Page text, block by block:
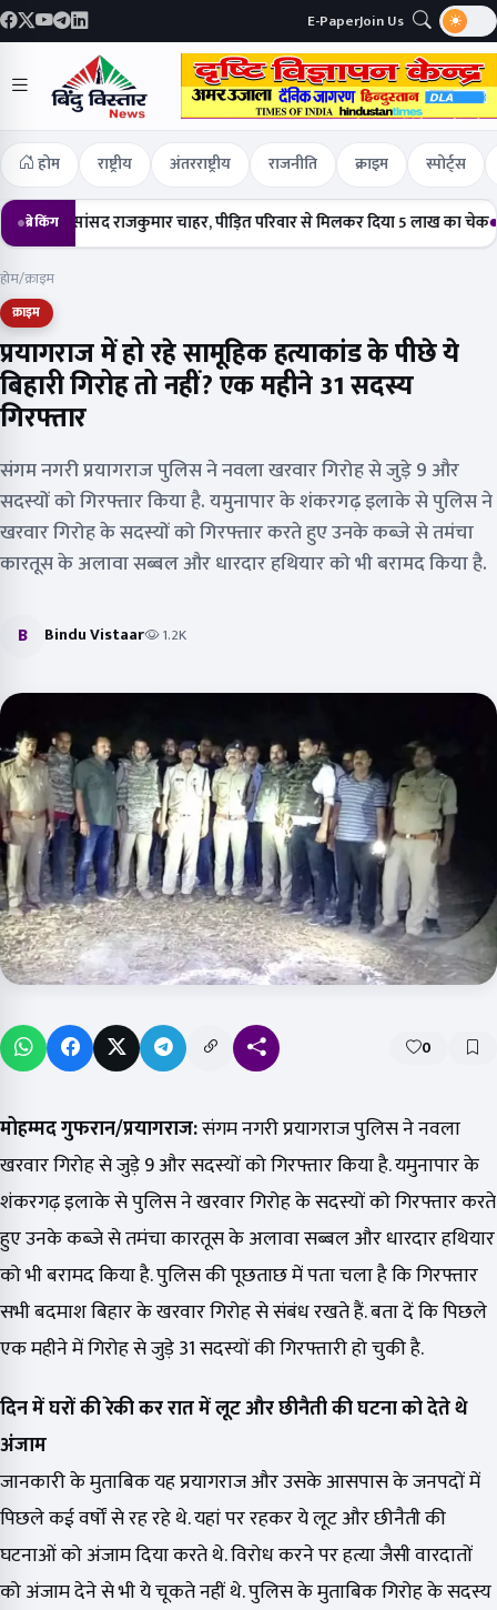
E-PaperJoin Us
होम राष्ट्रीय अंतरराष्ट्रीय राजनीति क्राइम स्पोर्ट्स
ब्रेकिंग
सांसद राजकुमार चाहर, पीड़ित परिवार से मिलकर दिया 5 लाख का चेक
होम/क्राइम
क्राइम
प्रयागराज में हो रहे सामूहिक हत्याकांड के पीछे ये
बिहारी गिरोह तो नहीं? एक महीने 31 सदस्य
गिरफ्तार
संगम नगरी प्रयागराज पुलिस ने नवला खरवार गिरोह से जुड़े 9 और
सदस्यों को गिरफ्तार किया है. यमुनापार के शंकरगढ़ इलाके से पुलिस ने
खरवार गिरोह के सदस्यों को गिरफ्तार करते हुए उनके कब्जे से तमंचा
कारतूस के अलावा सब्बल और धारदार हथियार को भी बरामद किया है.
B Bindu Vistaar 1.2K
0
मोहम्मद गुफरान/प्रयागराज:संगम नगरी प्रयागराज पुलिस ने नवला
खरवार गिरोह से जुड़े 9 और सदस्यों को गिरफ्तार किया है. यमुनापार के
शंकरगढ़ इलाके से पुलिस ने खरवार गिरोह के सदस्यों को गिरफ्तार करते
हुए उनके कब्जे से तमंचा कारतूस के अलावा सब्बल और धारदार हथियार
को भी बरामद किया है. पुलिस की पूछताछ में पता चला है कि गिरफ्तार
सभी बदमाश बिहार के खरवार गिरोह से संबंध रखते हैं. बता दें कि पिछले
एक महीने में गिरोह से जुड़े 31 सदस्यों की गिरफ्तारी हो चुकी है.
दिन में घरों की रेकी कर रात में लूट और छीनैती की घटना को देते थे
अंजाम
जानकारी के मुताबिक यह प्रयागराज और उसके आसपास के जनपदों में
पिछले कई वर्षों से रह रहे थे. यहां पर रहकर ये लूट और छीनैती की
घटनाओं को अंजाम दिया करते थे. विरोध करने पर हत्या जैसी वारदातों
को अंजाम देने से भी ये चूकते नहीं थे. पुलिस के मुताबिक गिरोह के सदस्य